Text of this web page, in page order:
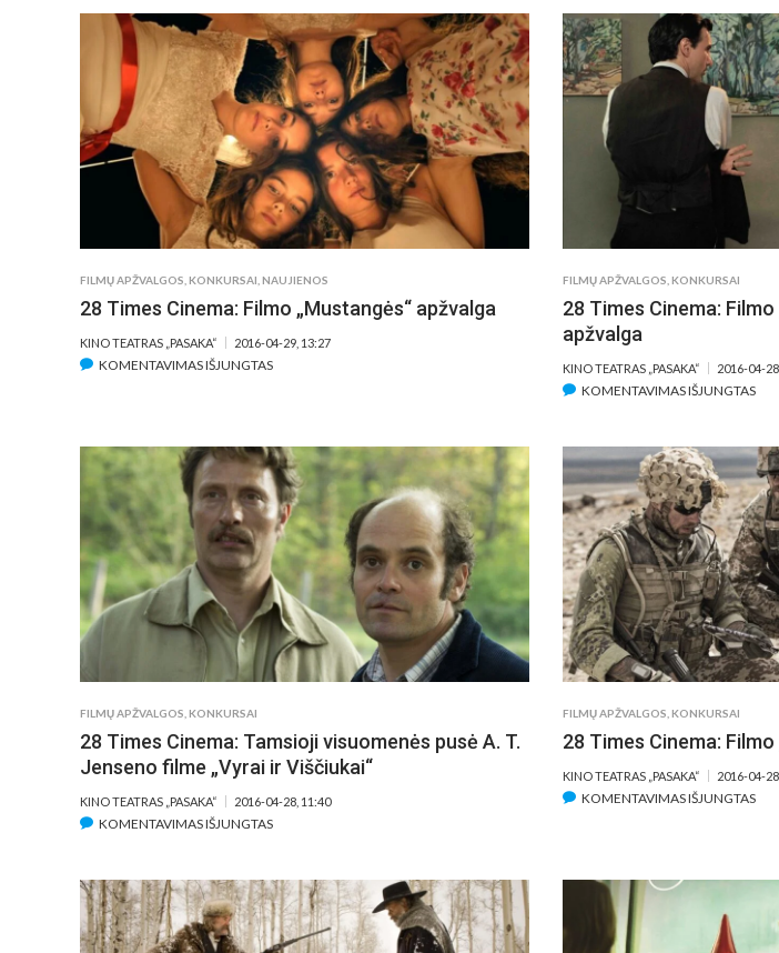
FILM
CHALLENGE“
META
IŠŠŪKĮ
KINO
MYLĖTOJAMS
FILMŲ APŽVALGOS KONKURSAI NAUJIENOS
28 Times Cinema: Filmo „Mustangės“ apžvalga
KINO TEATRAS „PASAKA“ 2016-04-29, 13:27
KOMENTAVIMAS IŠJUNGTASĮRAŠE
FILMO
„MUSTANGĖS“
APŽVALGA
FILMŲ APŽVALGOS ,KONKURSAI
28 Times Cinema:
apžvalga
KINO TEATRAS „PASAKA“ 2016-04-
KOMENTAVIMAS IŠJUNGTAS
FILMŲ APŽVALGOS KONKURSAI
28 Times Cinema: Tamsioji visuomenės pusė A. T.
Jenseno filme „Vyrai ir Viščiukai“
KINO TEATRAS „PASAKA“ 2016-04-28, 11:40
KOMENTAVIMAS IŠJUNGTASĮRAŠE
CINEMA:
TAMSIOJI
VISUOMENĖS
FILMŲ APŽVALGOS ,KONKURSAI
28 Times Cinema:
KINO TEATRAS „PASAKA“ 2016-04-
KOMENTAVIMAS IŠJUNGTAS